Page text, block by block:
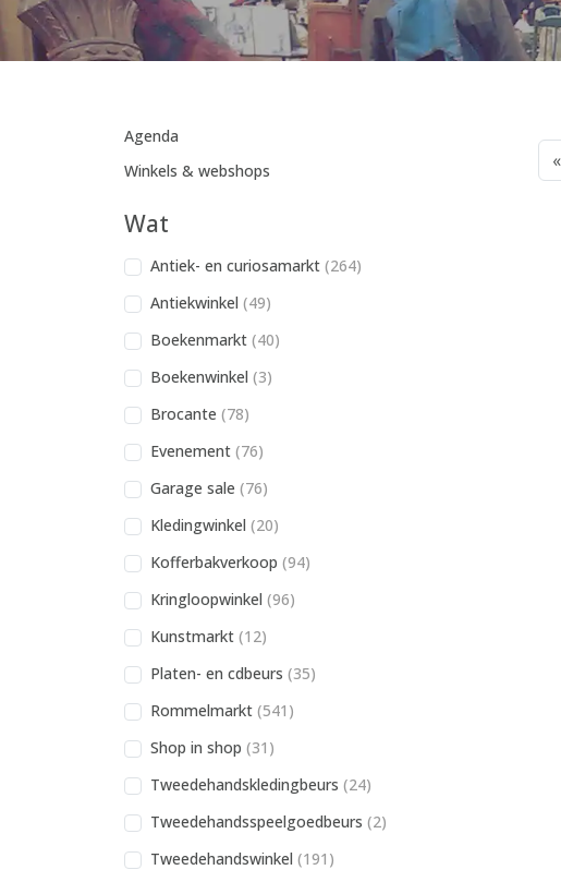
Agenda
Winkels & webshops
Wat
Antiek- en curiosamarkt (264)
Antiekwinkel (49)
Boekenmarkt (40)
Boekenwinkel (3)
Brocante (78)
Evenement (76)
Garage sale (76)
Kledingwinkel (20)
Kofferbakverkoop (94)
Kringloopwinkel (96)
Kunstmarkt (12)
Platen- en cdbeurs (35)
Rommelmarkt (541)
Shop in shop (31)
Tweedehandskledingbeurs (24)
Tweedehandsspeelgoedbeurs (2)
Tweedehandswinkel (191)